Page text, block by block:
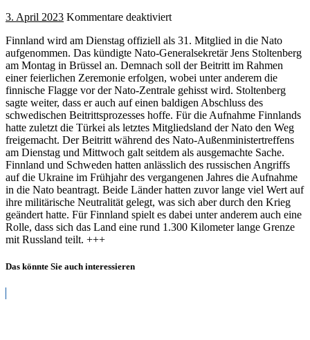
3. April 2023 Kommentare deaktiviertfür
wird
Dienstag
offiziell
Nato-
Mitglied
Finnland wird am Dienstag offiziell als 31. Mitglied in die Nato
aufgenommen. Das kündigte Nato-Generalsekretär Jens Stoltenberg
am Montag in Brüssel an. Demnach soll der Beitritt im Rahmen
einer feierlichen Zeremonie erfolgen, wobei unter anderem die
finnische Flagge vor der Nato-Zentrale gehisst wird. Stoltenberg
sagte weiter, dass er auch auf einen baldigen Abschluss des
schwedischen Beitrittsprozesses hoffe. Für die Aufnahme Finnlands
hatte zuletzt die Türkei als letztes Mitgliedsland der Nato den Weg
freigemacht. Der Beitritt während des Nato-Außenministertreffens
am Dienstag und Mittwoch galt seitdem als ausgemachte Sache.
Finnland und Schweden hatten anlässlich des russischen Angriffs
auf die Ukraine im Frühjahr des vergangenen Jahres die Aufnahme
in die Nato beantragt. Beide Länder hatten zuvor lange viel Wert auf
ihre militärische Neutralität gelegt, was sich aber durch den Krieg
geändert hatte. Für Finnland spielt es dabei unter anderem auch eine
Rolle, dass sich das Land eine rund 1.300 Kilometer lange Grenze
mit Russland teilt. +++
Das könnte Sie auch interessieren